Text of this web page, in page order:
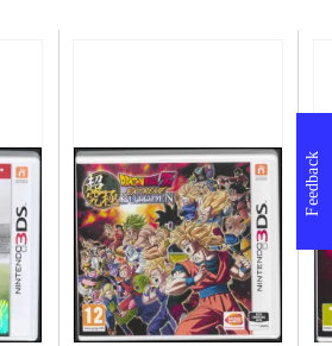
Feedback